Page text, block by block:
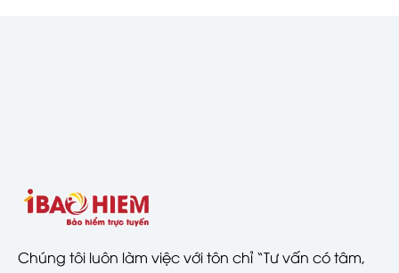
Chúng tôi luôn làm việc với tôn chỉ “Tư vấn có tâm,